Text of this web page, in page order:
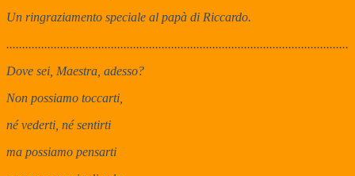
Un ringraziamento speciale al papà di Riccardo.
............................................................................................................
Dove sei, Maestra, adesso?
Non possiamo toccarti,
né vederti, né sentirti
ma possiamo pensarti